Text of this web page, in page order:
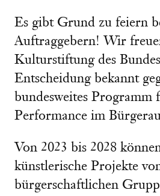
Es gibt Grund zu feiern
Auftraggebern! Wir
Kulturstiftung des
Entscheidung bekannt
bundesweites Programm
Performance im
Von 2023 bis 2028
künstlerische Projekte
bürgerschaftlichen